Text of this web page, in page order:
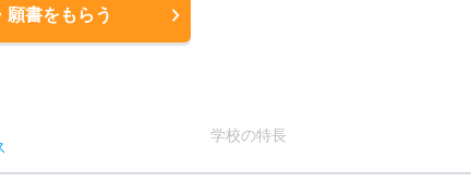
願書をもらう
学校の特長